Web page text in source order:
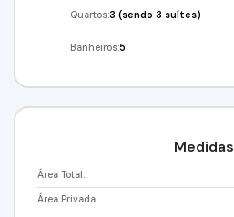
Quartos:3 (sendo 3 suítes)
Banheiros:5
Medidas
Área Total:
Área Privada: